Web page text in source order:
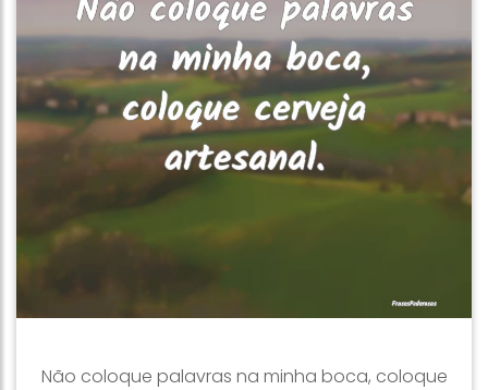
Não coloque palavras na minha boca, coloque